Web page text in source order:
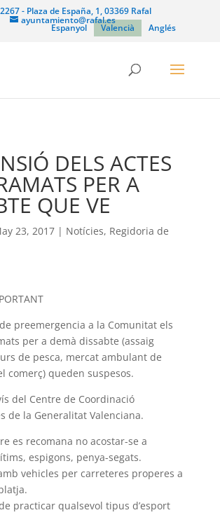
- Plaza de España, 1, 03369 Rafal
ayuntamiento@rafal.es
Espanyol Valencià Anglés
DELS ACTES
PER A
QUE VE
23, 2017| Notícies, Regidoria de
preemergencia a la Comunitat els
per a demà dissabte (assaig
de pesca, mercat ambulant de
comerç) queden suspesos.
del Centre de Coordinació
de la Generalitat Valenciana.
es recomana no acostar-se a
espigons, penya-segats.
vehicles per carreteres properes a
practicar qualsevol tipus d’esport